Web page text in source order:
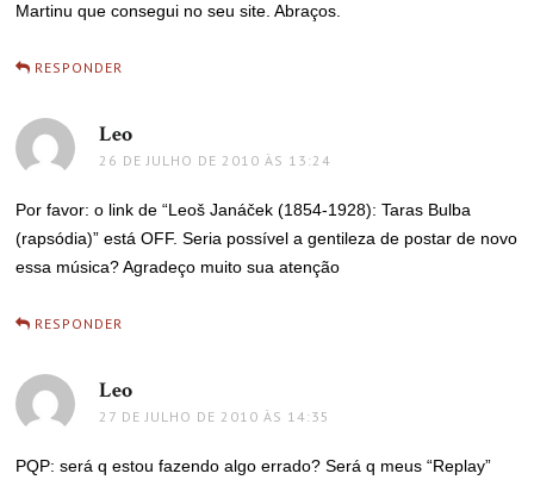
Martinu que consegui no seu site. Abraços.
RESPONDER
Leo
26 DE JULHO DE 2010 ÀS 13:24
Por favor: o link de “Leoš Janáček (1854-1928): Taras Bulba
(rapsódia)” está OFF. Seria possível a gentileza de postar de novo
essa música? Agradeço muito sua atenção
RESPONDER
Leo
27 DE JULHO DE 2010 ÀS 14:35
PQP: será q estou fazendo algo errado? Será q meus “Replay”